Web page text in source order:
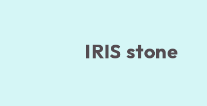
IRIS stone